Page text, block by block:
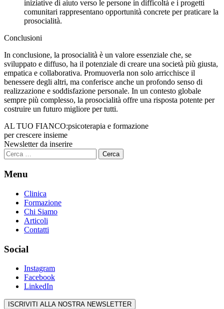
iniziative di aiuto verso le persone in difficoltà e i progetti
comunitari rappresentano opportunità concrete per praticare la
prosocialità.
Conclusioni
In conclusione, la prosocialità è un valore essenziale che, se
sviluppato e diffuso, ha il potenziale di creare una società più giusta,
empatica e collaborativa. Promuoverla non solo arricchisce il
benessere degli altri, ma conferisce anche un profondo senso di
realizzazione e soddisfazione personale. In un contesto globale
sempre più complesso, la prosocialità offre una risposta potente per
costruire un futuro migliore per tutti.
AL TUO FIANCO:psicoterapia e formazione
per crescere insieme
Newsletter da inserire
Ricerca
per:
Menu
Clinica
Formazione
Chi Siamo
Articoli
Contatti
Social
Instagram
Facebook
LinkedIn
ISCRIVITI ALLA NOSTRA NEWSLETTER